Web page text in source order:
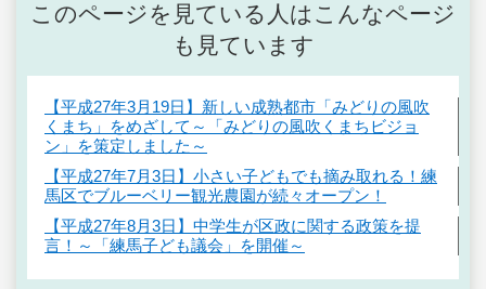
このページを見ている人はこんなページ
も見ています
【平成27年3月19日】新しい成熟都市「みどりの風吹
くまち」をめざして～「みどりの風吹くまちビジョ
ン」を策定しました～
【平成27年7月3日】小さい子どもでも摘み取れる！練
馬区でブルーベリー観光農園が続々オープン！
【平成27年8月3日】中学生が区政に関する政策を提
言！～「練馬子ども議会」を開催～